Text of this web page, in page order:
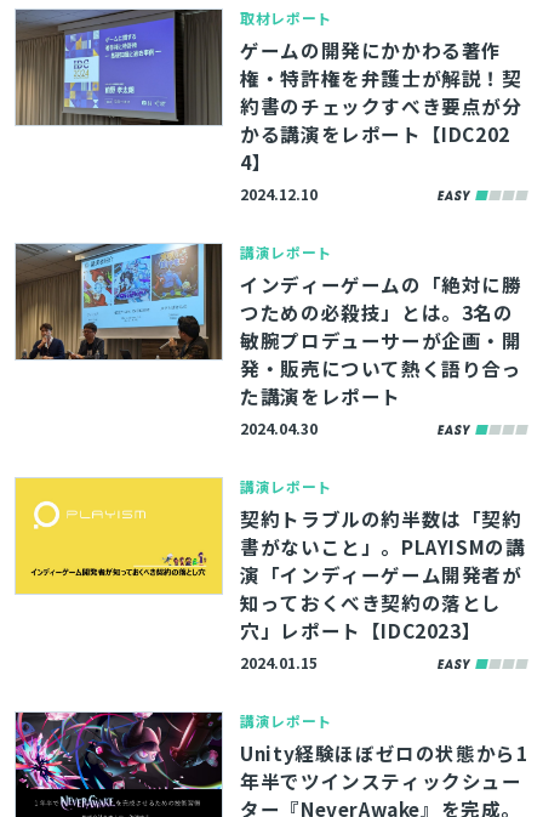
取材レポート
ゲームの開発にかかわる著作
権・特許権を弁護士が解説！契
約書のチェックすべき要点が分
かる講演をレポート【IDC202
4】
2024.12.10
講演レポート
インディーゲームの「絶対に勝
つための必殺技」とは。3名の
敏腕プロデューサーが企画・開
発・販売について熱く語り合っ
た講演をレポート
2024.04.30
講演レポート
契約トラブルの約半数は「契約
書がないこと」。PLAYISMの講
演「インディーゲーム開発者が
知っておくべき契約の落とし
穴」レポート【IDC2023】
2024.01.15
講演レポート
Unity経験ほぼゼロの状態から1
年半でツインスティックシュー
ター『NeverAwake』を完成。